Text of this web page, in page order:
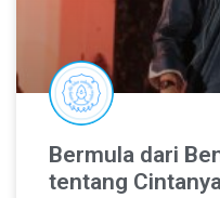
Bermula dari
tentang